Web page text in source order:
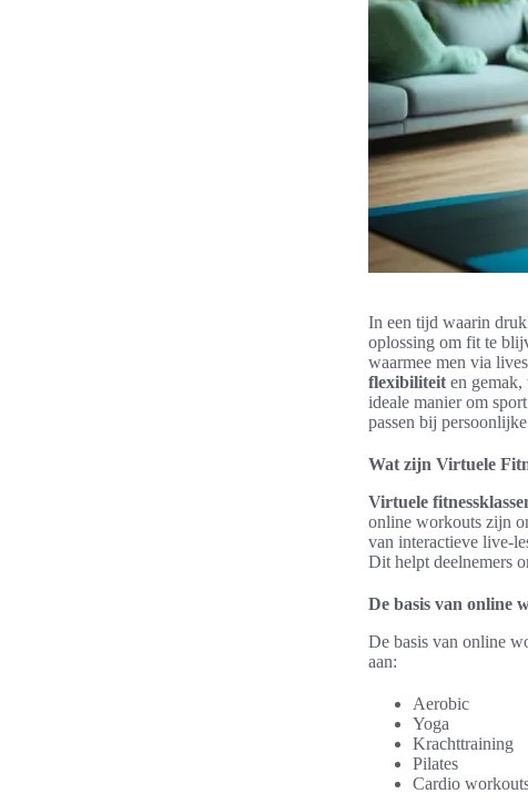
In een tijd waarin
oplossing om fit te
waarmee men via
flexibiliteit en
ideale manier om
passen bij
Wat zijn Virtuele
Virtuele
online workouts zijn
van interactieve live-
Dit helpt deelnemers
De basis van online
De basis van online
aan:
Aerobic
Yoga
Krachttraining
Pilates
Cardio